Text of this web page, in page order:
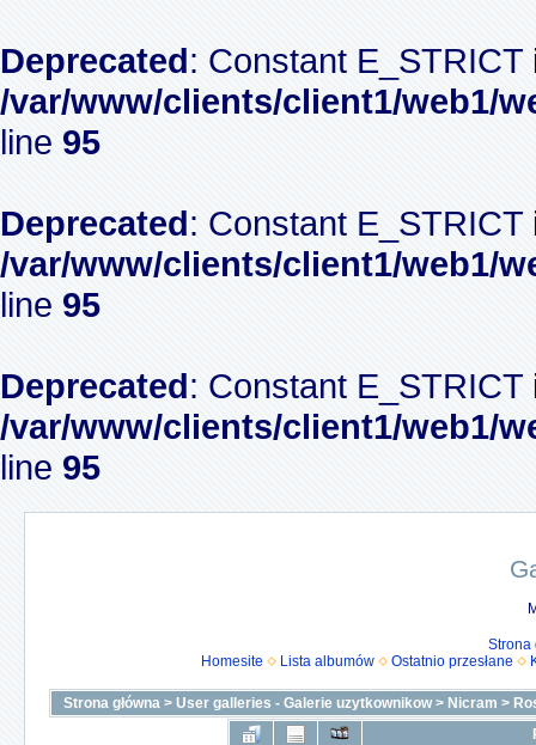
Deprecated: Constant
/var/www/clients/client1/web1/
line 95
Deprecated: Constant
/var/www/clients/client1/web1/
line 95
Deprecated: Constant
/var/www/clients/client1/web1/
line 95
Strona
Homesite
Lista albumów Ostatnio przesłane
Strona główna > User galleries - Galerie uzytkownikow> Nicram >